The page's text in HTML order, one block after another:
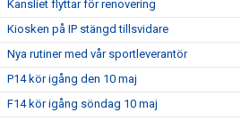
Kansliet flyttar för renovering
Kiosken på IP stängd tillsvidare
Nya rutiner med vår sportleverantör
P14 kör igång den 10 maj
F14 kör igång söndag 10 maj